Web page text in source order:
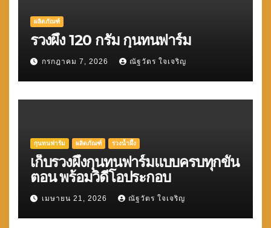
ผลิตภัณฑ์
รวงผึ้ง 120 กรัม กุนทนฟาร์ม
กรกฎาคม 7, 2026 ณัฐวัตร ใจเจริญ
กุนทนฟาร์ม ผลิตภัณฑ์ รวงน้ำผึ้ง
เก็บรวงผึ้งกุนทนฟาร์มแบบครบทุกขั้น
ตอน พร้อมวิดีโอประกอบ
เมษายน 21, 2026 ณัฐวัตร ใจเจริญ